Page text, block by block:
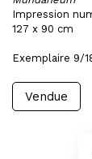
Impression
127 x 90 cm
Exemplaire 9/
Vendue